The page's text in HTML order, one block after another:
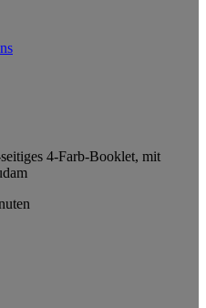
4-Farb-Booklet, mit